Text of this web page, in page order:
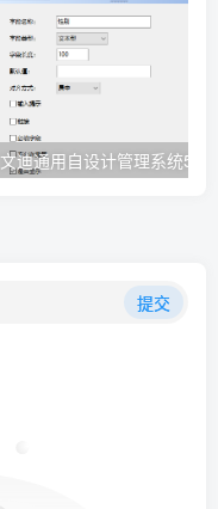
文迪通用自设计管理系统
提交